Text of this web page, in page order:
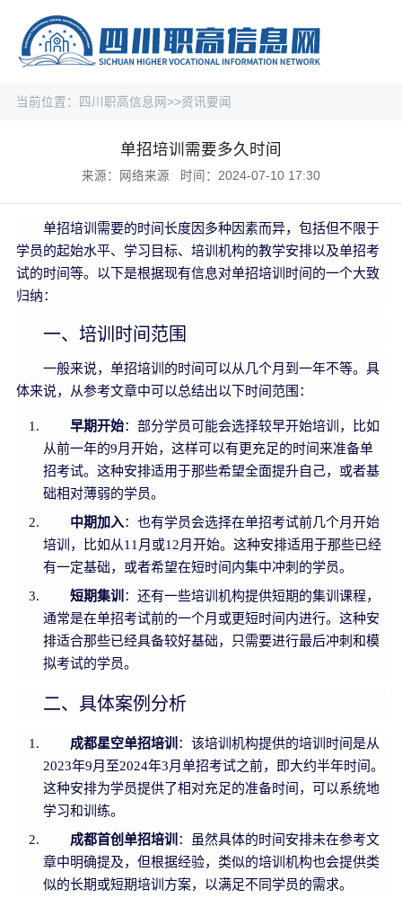
当前位置： 四川职高信息网 >>资讯要闻
单招培训需要多久时间
来源：网络来源 时间：2024-07-10 17:30
单招培训需要的时间长度因多种因素而异，包括但不限于
学员的起始水平、学习目标、培训机构的教学安排以及单招考
试的时间等。以下是根据现有信息对单招培训时间的一个大致
归纳：
一、培训时间范围
一般来说，单招培训的时间可以从几个月到一年不等。具
体来说，从参考文章中可以总结出以下时间范围：
早期开始：部分学员可能会选择较早开始培训，比如
从前一年的9月开始，这样可以有更充足的时间来准备单
招考试。这种安排适用于那些希望全面提升自己，或者基
础相对薄弱的学员。
中期加入：也有学员会选择在单招考试前几个月开始
培训，比如从11月或12月开始。这种安排适用于那些已经
有一定基础，或者希望在短时间内集中冲刺的学员。
短期集训 ：还有一些培训机构提供短期的集训课程，
通常是在单招考试前的一个月或更短时间内进行。这种安
排适合那些已经具备较好基础，只需要进行最后冲刺和模
拟考试的学员。
二、具体案例分析
成都星空单招培训 ：该培训机构提供的培训时间是从
2023年9月至2024年3月单招考试之前，即大约半年时间。
这种安排为学员提供了相对充足的准备时间，可以系统地
学习和训练。
成都首创单招培训 ：虽然具体的时间安排未在参考文
章中明确提及，但根据经验，类似的培训机构也会提供类
似的长期或短期培训方案，以满足不同学员的需求。